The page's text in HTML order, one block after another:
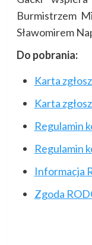
Burmistrzem
Sławomirem
Do pobrania:
Karta
Karta
Regulamin
Regulamin
Informacja
Zgoda